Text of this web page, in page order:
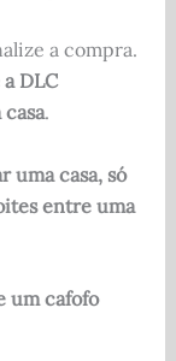
a compra.
DLC
.
uma casa, só
entre uma
um cafofo